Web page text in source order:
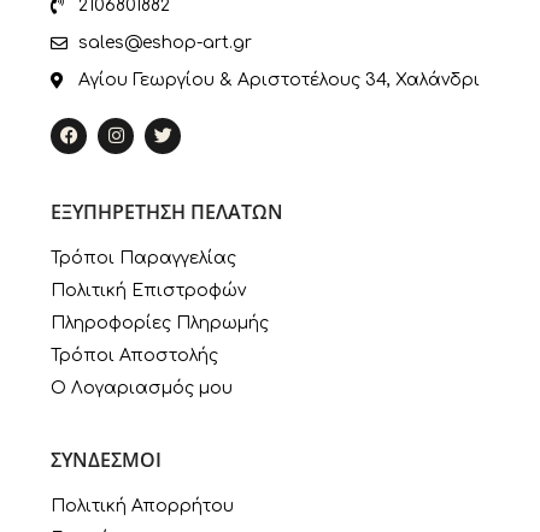
2106801882
sales@eshop-art.gr
Αγίου Γεωργίου & Αριστοτέλους 34, Χαλάνδρι
ΕΞΥΠΗΡΕΤΗΣΗ ΠΕΛΑΤΩΝ
Τρόποι Παραγγελίας
Πολιτική Επιστροφών
Πληροφορίες Πληρωμής
Τρόποι Αποστολής
Ο Λογαριασμός μου
ΣΥΝΔΕΣΜΟΙ
Πολιτική Απορρήτου